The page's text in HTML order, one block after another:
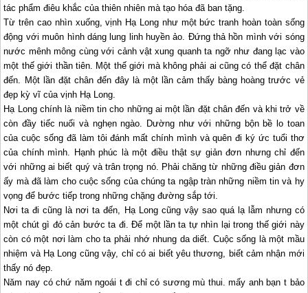
tác phẩm điêu khắc của thiên nhiên mà tạo hóa đã ban tặng.
Từ trên cao nhìn xuống, vịnh Hạ Long như một bức tranh hoàn toàn sống
động với muôn hình dáng lung linh huyền ảo. Đứng thả hồn mình với sóng
nước mênh mông cùng với cảnh vật xung quanh ta ngỡ như đang lạc vào
một thế giới thần tiên. Một thế giới mà không phải ai cũng có thể đặt chân
đến. Một lần đặt chân đến đây là một lần cảm thấy bàng hoàng trước vẻ
đẹp kỳ vĩ của vịnh Hạ Long.
Hạ Longchính là niềm tin cho những ai một lần đặt chân đến và khi trở về
còn đầy tiếc nuối và nghẹn ngào. Dường như với những bộn bề lo toan
của cuộc sống đã làm tôi đánh mất chính mình và quên đi ký ức tuổi thơ
của chính mình. Hạnh phúc là một điều thật sự giản đơn nhưng chỉ đến
với những ai biết quý và trân trọng nó. Phải chăng từ những điều giản đơn
ấy mà đã làm cho cuộc sống của chúng ta ngập tràn những niềm tin và hy
vọng để bước tiếp trong những chặng đường sắp tới.
Nơi ta đi cũng là nơi ta đến, Hạ Longcũng vậy sao quá lạ lẫm nhưng có
một chút gì đó cản bước ta đi. Để một lần ta tự nhìn lại trong thế giới này
còn có một nơi làm cho ta phải nhớ nhung da diết. Cuộc sống là một mầu
nhiệm và Hạ Long cũng vậy, chỉ có ai biết yêu thương, biết cảm nhận mới
thấy nó đẹp.
Năm nay có chứ năm ngoái t đi chỉ có sương mù thui. mấy anh bạn t bảo